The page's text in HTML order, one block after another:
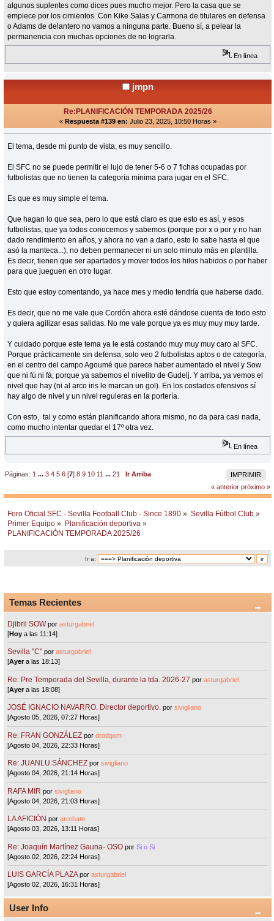
algunos suplentes como dices pues mucho mejor. Pero la casa que se
empiece por los cimientos. Con Kike Salas y Carmona de titulares en defensa
o Adams de delantero no vamos a ninguna parte. Bueno sí, a pelear la
permanencia con muchas opciones de no lograrla.
En línea
jmpn
Re:PLANIFICACIÓN TEMPORADA 2025/26
« Respuesta #139 en: Julio 23, 2025, 10:50 Horas »
El tema, desde mi punto de vista, es muy sencillo.
El SFC no se puede permitir el lujo de tener 5-6 o 7 fichas ocupadas por
futbolistas que no tienen la categoría mínima para jugar en el SFC.
Es que es muy simple el tema.
Que hagan lo que sea, pero lo que está claro es que esto es así, y esos
futbolistas, que ya todos conocemos y sabemos (porque por x o por y no han
dado rendimiento en años, y ahora no van a darlo, esto lo sabe hasta el que
asó la manteca...), no deben permanecer ni un solo minuto más en plantilla.
Es decir, tienen que ser apartados y mover todos los hilos habidos o por haber
para que jueguen en otro lugar.
Esto que estoy comentando, ya hace mes y medio tendría que haberse dado.
Es decir, que no me vale que Cordón ahora esté dándose cuenta de todo esto
y quiera agilizar esas salidas. No me vale porque ya es muy muy muy tarde.
Y cuidado porque este tema ya le está costando muy muy muy caro al SFC.
Porque prácticamente sin defensa, solo veo 2 futbolistas aptos o de categoría,
en el centro del campo Agoumé que parece haber aumentado el nivel y Sow
que ni fú ni fá; porque ya sabemos el nivelito de Gudelj. Y arriba, ya vemos el
nivel que hay (ni al arco iris le marcan un gol). En los costados ofensivos sí
hay algo de nivel y un nivel reguleras en la portería.
Con esto, tal y como están planificando ahora mismo, no da para casi nada,
como mucho intentar quedar el 17º otra vez.
En línea
IMPRIMIR
Páginas: 1 ...3 4 5 6 [7]8 9 10 11 ...21
Ir Arriba
« anterior próximo »
Foro Oficial SFC - Sevilla Football Club - Since 1890 » Sevilla Fútbol Club »
Primer Equipo » Planificación deportiva »
PLANIFICACIÓN TEMPORADA 2025/26
Ir a:
Temas Recientes
Djibril SOW porasturgabriel
[Hoy a las 11:14]
Sevilla "C"porasturgabriel
[Ayera las 18:13]
Re: Pre Temporada del Sevilla, durante la tda. 2026-27 porasturgabriel
[Ayera las 18:08]
JOSÉ IGNACIO NAVARRO. Director deportivo. porsivigliano
[Agosto 05, 2026, 07:27 Horas]
Re: FRAN GONZÁLEZ pordrodgom
[Agosto 04, 2026, 22:33 Horas]
Re: JUANLU SÁNCHEZ porsivigliano
[Agosto 04, 2026, 21:14 Horas]
RAFA MIR porsivigliano
[Agosto 04, 2026, 21:03 Horas]
LA AFICIÓN porarrebato
[Agosto 03, 2026, 13:11 Horas]
Re: Joaquín Martínez Gauna- OSO porSi o Si
[Agosto 02, 2026, 22:24 Horas]
LUIS GARCÍA PLAZA porasturgabriel
[Agosto 02, 2026, 16:31 Horas]
User Info